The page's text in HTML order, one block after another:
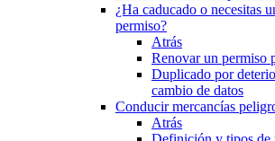
¿Ha caducado o necesitas
permiso?
Atrás
Renovar un permiso
Duplicado por
cambio de datos
Conducir mercancías
Atrás